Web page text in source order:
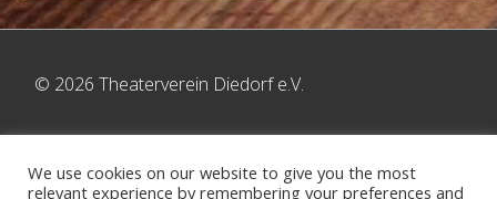
© 2026 Theaterverein Diedorf e.V.
We use cookies on our website to give you the most
relevant experience by remembering your preferences and